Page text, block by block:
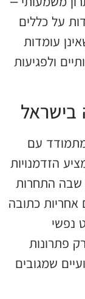
על כללים
עומדות
ולפגיעות
בישראל
מתמודד עם
הזדמנויות
שבה התחרות
כתובה
נפשי
פתרונות
שמגובים